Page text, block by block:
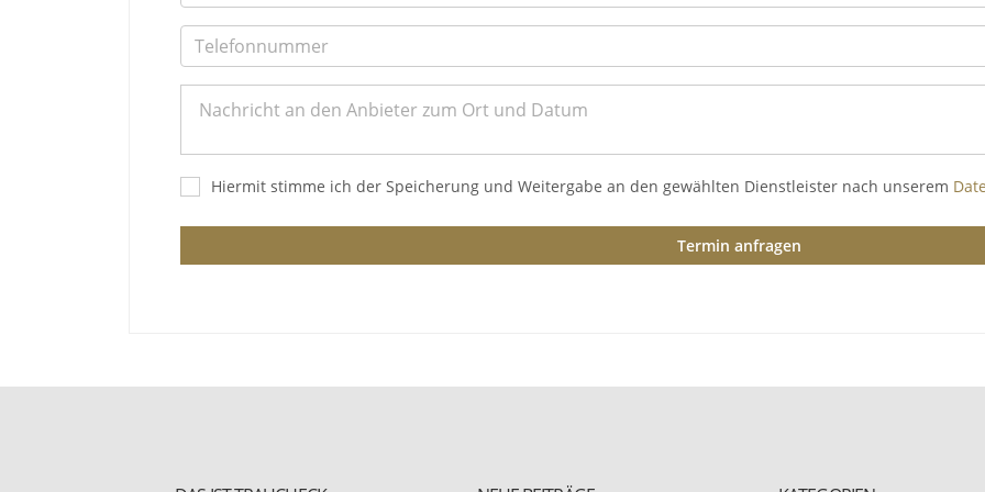
Hiermit stimme ich der Speicherung und Weitergabe an den gewählten Dienstleister nach unserem
Termin anfragen